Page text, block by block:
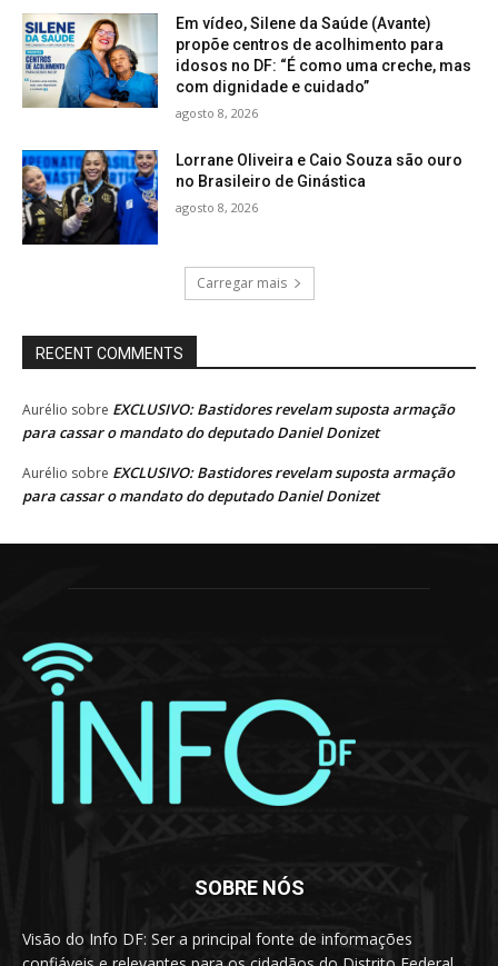
Em vídeo, Silene da Saúde (Avante)
propõe centros de acolhimento para
idosos no DF: “É como uma creche, mas
com dignidade e cuidado”
agosto 8, 2026
Lorrane Oliveira e Caio Souza são ouro
no Brasileiro de Ginástica
agosto 8, 2026
Carregar mais
RECENT COMMENTS
Aurélio sobre EXCLUSIVO: Bastidores revelam suposta armação
para cassar o mandato do deputado Daniel Donizet
Aurélio sobre EXCLUSIVO: Bastidores revelam suposta armação
para cassar o mandato do deputado Daniel Donizet
SOBRE NÓS
Visão do Info DF: Ser a principal fonte de informações